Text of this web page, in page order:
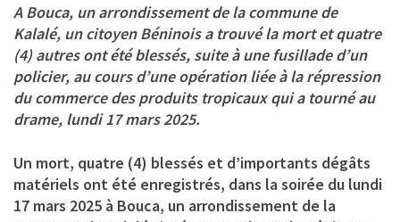
A Bouca, un arrondissement de la commune de
Kalalé, un citoyen Béninois a trouvé la mort et quatre
(4) autres ont été blessés, suite à une fusillade d’un
policier, au cours d’une opération liée à la répression
du commerce des produits tropicaux qui a tourné au
drame, lundi 17 mars 2025.
Un mort, quatre (4) blessés et d’importants dégâts
matériels ont été enregistrés, dans la soirée du lundi
17 mars 2025 à Bouca, un arrondissement de la